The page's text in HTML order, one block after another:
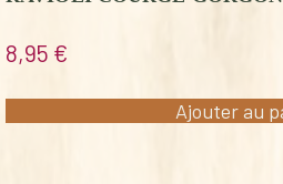
8,95 €
Ajouter au